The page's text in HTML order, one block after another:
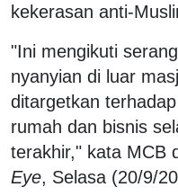
kekerasan anti-
"Ini mengikuti
nyanyian di luar
ditargetkan
rumah dan bisnis
terakhir," kata MCB
Eye, Selasa (20/9/